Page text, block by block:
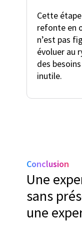
Cette
refonte en
n’est pas
évoluer au
des
inutile.
Conclusion
Une
sans
une